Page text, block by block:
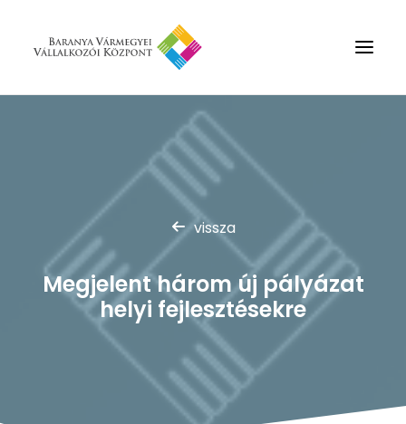
Rólunk
Szolgáltatások
Hírek
Partnerek
Kapcsolat
Keresés
vissza
Megjelent három új pályázat
helyi fejlesztésekre